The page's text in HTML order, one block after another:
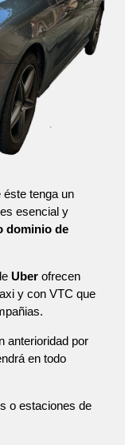
tenga un
esencial y
dominio de
Uber ofrecen
y con VTC que
anterioridad por
en todo
o estaciones de